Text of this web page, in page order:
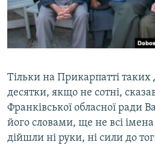
Тільки на Прикарпатті таких
десятки, якщо не сотні,
Франківської обласної ради
його словами, ще не всі
дійшли ні руки, ні сили до